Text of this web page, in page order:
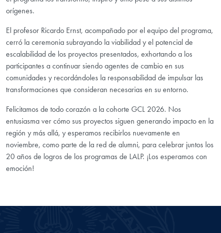
orígenes.
El profesor Ricardo Ernst, acompañado por el equipo del programa,
cerró la ceremonia subrayando la viabilidad y el potencial de
escalabilidad de los proyectos presentados, exhortando a los
participantes a continuar siendo agentes de cambio en sus
comunidades y recordándoles la responsabilidad de impulsar las
transformaciones que consideran necesarias en su entorno.
Felicitamos de todo corazón a la cohorte GCL 2026. Nos
entusiasma ver cómo sus proyectos siguen generando impacto en la
región y más allá, y esperamos recibirlos nuevamente en
noviembre, como parte de la red de alumni, para celebrar juntos los
20 años de logros de los programas de LALP. ¡Los esperamos con
emoción!